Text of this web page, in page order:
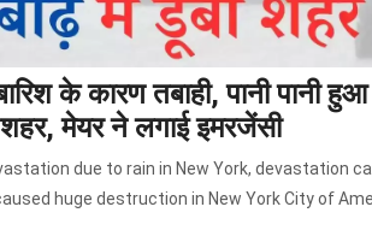
के कारण तबाही, पानी पानी
शहर, मेयर ने लगाई इमरजेंसी
due to rain in New York, devastation
huge destruction in New York City of